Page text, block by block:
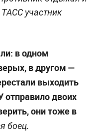
ТАСС участник
в одном
в другом —
выходить
отправило двоих
они тоже в
боец.